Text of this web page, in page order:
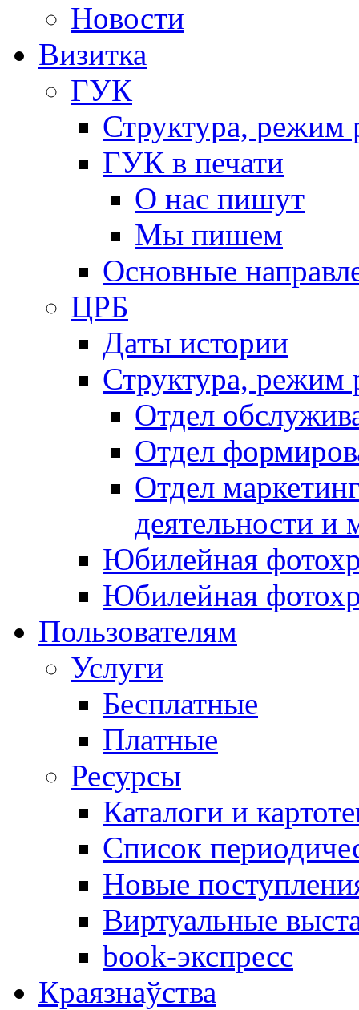
Новости
Визитка
ГУК
Структура, режим
ГУК в печати
О нас пишут
Мы пишем
Основные
ЦРБ
Даты истории
Структура, режим
Отдел
Отдел
Отдел
деятельности и
Юбилейная
Юбилейная
Пользователям
Услуги
Бесплатные
Платные
Ресурсы
Каталоги и
Список
Новые
Виртуальные
book-экспресс
Краязнаўства